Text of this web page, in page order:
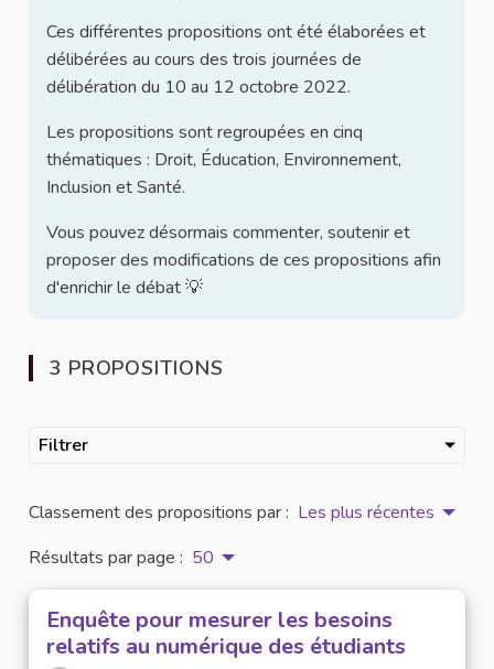
Ces différentes propositions ont été élaborées et
délibérées au cours des trois journées de
délibération du 10 au 12 octobre 2022.
Les propositions sont regroupées en cinq
thématiques : Droit, Éducation, Environnement,
Inclusion et Santé.
Vous pouvez désormais commenter, soutenir et
proposer des modifications de ces propositions afin
d'enrichir le débat 💡
3 PROPOSITIONS
Filtrer
Classement des propositions par : Les plus récentes
Résultats par page : 50
Enquête pour mesurer les besoins
relatifs au numérique des étudiants